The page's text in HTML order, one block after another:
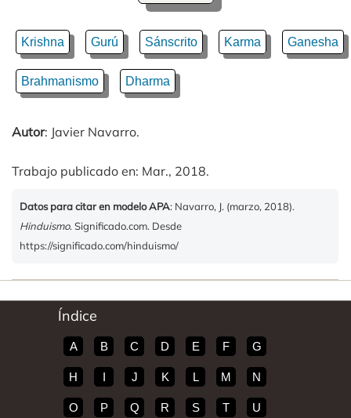
Krishna Gurú Sánscrito Karma Ganesha
Brahmanismo Dharma
Autor: Javier Navarro.
Trabajo publicado en: Mar., 2018.
Datos para citar en modelo APA: Navarro, J. (marzo, 2018).
Hinduismo. Significado.com. Desde
https://significado.com/hinduismo/
Índice
A B C D E F G
H J K L M N
O P Q R S T U